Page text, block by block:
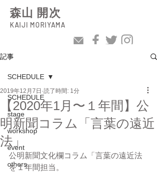
森山 開次
KAIJI MORIYAMA
記事
SCHEDULE
stage
workshop
event
others
SCHEDULE
【2020年1月〜１年間】公
明新聞コラム「言葉の遠近
法」
2019年12月7日 読了時間: 1分
公明新聞文化欄コラム「言葉の遠近法
を１年間担当。